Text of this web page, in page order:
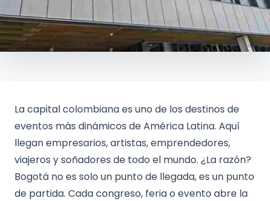
La capital colombiana es uno de los destinos de
eventos más dinámicos de América Latina. Aquí
llegan empresarios, artistas, emprendedores,
viajeros y soñadores de todo el mundo. ¿La razón?
Bogotá no es solo un punto de llegada, es un punto
de partida. Cada congreso, feria o evento abre la